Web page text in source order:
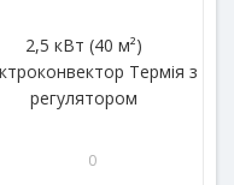
2,5 кВт (40 м²)
Термія з
регулятором
0